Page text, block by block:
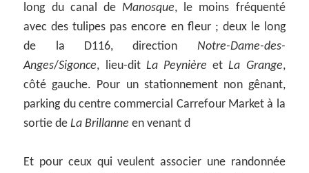
long du canal de Manosque, le moins fréquenté
avec des tulipes pas encore en fleur ; deux le long
de la D116, direction Notre-Dame-des-
Anges/Sigonce, lieu-dit La Peynière etLa Grange,
côté gauche. Pour un stationnement non gênant,
parking du centre commercial Carrefour Market à la
sortie deLa Brillanne en venant d
Et pour ceux qui veulent associer une randonnée